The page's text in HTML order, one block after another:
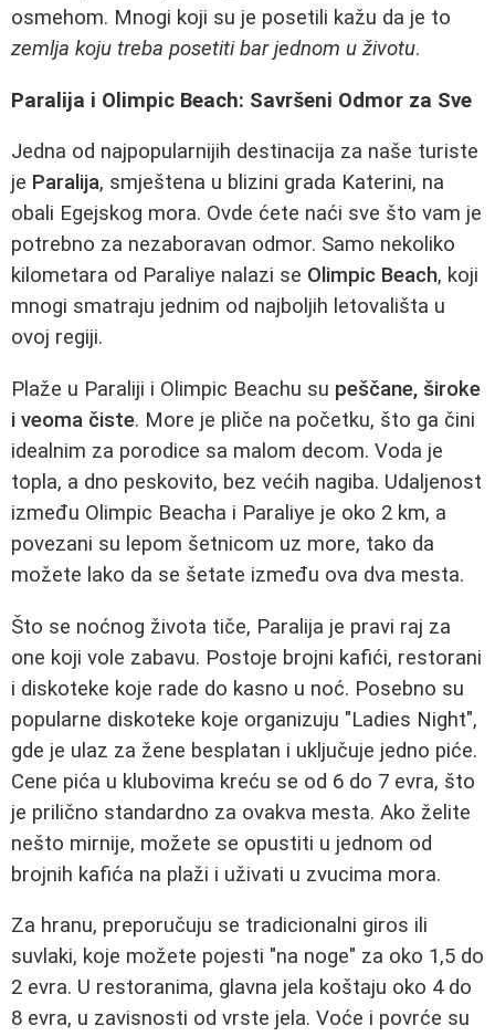
osmehom. Mnogi koji su je posetili kažu da je to
zemlja koju treba posetiti bar jednom u životu.
Paralija i Olimpic Beach: Savršeni Odmor za Sve
Jedna od najpopularnijih destinacija za naše turiste
je Paralija, smještena u blizini grada Katerini, na
obali Egejskog mora. Ovde ćete naći sve što vam je
potrebno za nezaboravan odmor. Samo nekoliko
kilometara od Paraliye nalazi se Olimpic Beach, koji
mnogi smatraju jednim od najboljih letovališta u
ovoj regiji.
Plaže u Paraliji i Olimpic Beachu su peščane, široke
i veoma čiste. More je pliče na početku, što ga čini
idealnim za porodice sa malom decom. Voda je
topla, a dno peskovito, bez većih nagiba. Udaljenost
između Olimpic Beacha i Paraliye je oko 2 km, a
povezani su lepom šetnicom uz more, tako da
možete lako da se šetate između ova dva mesta.
Što se noćnog života tiče, Paralija je pravi raj za
one koji vole zabavu. Postoje brojni kafići, restorani
i diskoteke koje rade do kasno u noć. Posebno su
popularne diskoteke koje organizuju "Ladies Night",
gde je ulaz za žene besplatan i uključuje jedno piće.
Cene pića u klubovima kreću se od 6 do 7 evra, što
je prilično standardno za ovakva mesta. Ako želite
nešto mirnije, možete se opustiti u jednom od
brojnih kafića na plaži i uživati u zvucima mora.
Za hranu, preporučuju se tradicionalni giros ili
suvlaki, koje možete pojesti "na noge" za oko 1,5 do
2 evra. U restoranima, glavna jela koštaju oko 4 do
8 evra, u zavisnosti od vrste jela. Voće i povrće su